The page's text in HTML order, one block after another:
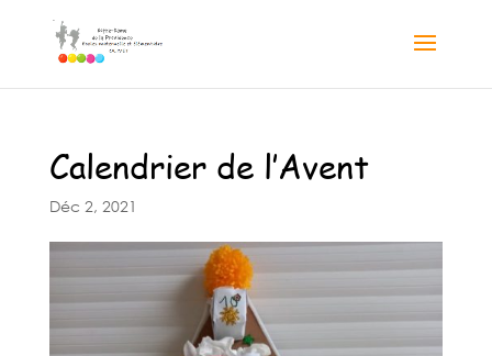
Calendrier de l’Avent
Déc 2, 2021